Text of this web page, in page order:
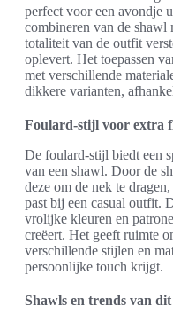
perfect voor een avondje
combineren van de shawl
totaliteit van de outfit
oplevert. Het toepassen
met verschillende
dikkere varianten,
Foulard-stijl voor extra
De foulard-stijl biedt een
van een shawl. Door de
deze om de nek te
past bij een casual outfit.
vrolijke kleuren en
creëert. Het geeft ruimte
verschillende stijlen en
persoonlijke touch krijgt.
Shawls en trends van dit